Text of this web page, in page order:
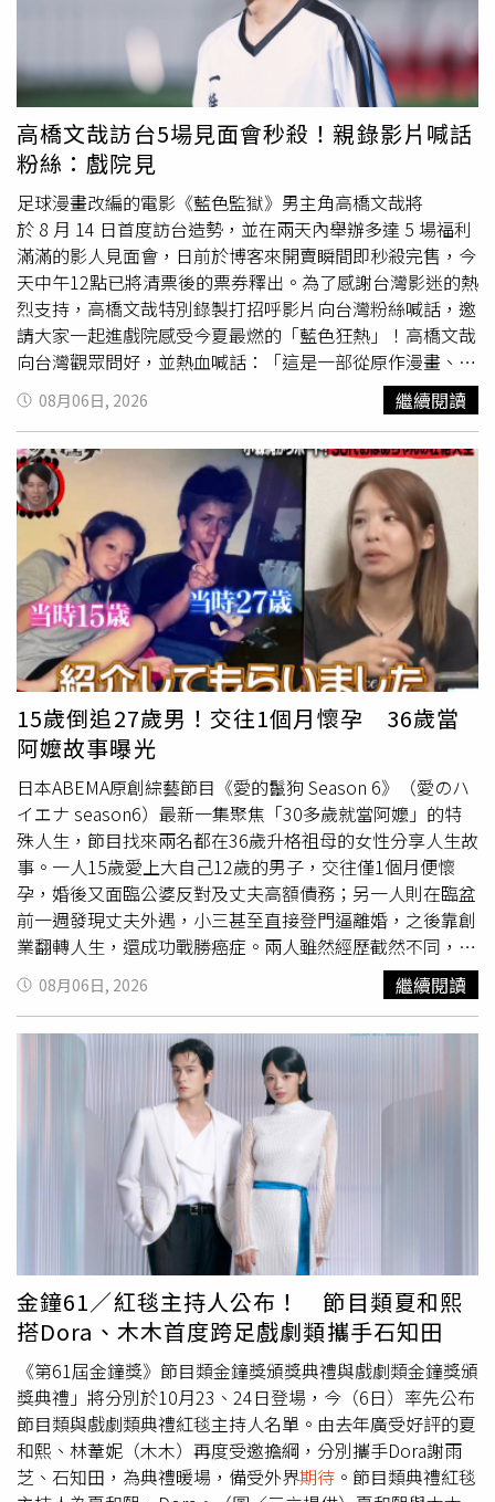
上的徵才貼文，或是外出時看見店家張貼的徵人公告，都會
一一拍照或截圖傳給她，希望增加找到工作的機會。真正讓
她措手不及的，是日前接到一通陌生公司的來電。對方表
示，希望邀請她前往面試，並提到是「王小姐」推薦的人
選。由於她從未向該公司投遞履歷，第一時間還以為遇到詐
騙電話，直到對方進一步說明，她才知道這位「王小姐」就
是自己的媽媽。原來，母親早已將她的履歷交給朋友，朋友
再轉介給其他人，最後順利替她爭取到面試機會，而整個過
程完全沒有事先徵詢她的意見，也沒有告知她相關安排。女
子事後向母親表達自己的想法，認為履歷屬於個人資料，是
否投遞應由本人決定，不應在未取得同意前提供給他人。不
過母親則認為，自己只是希望多替女兒創造機會，既然有人
願意安排面試，就不希望錯過任何可能性。雖然理解母親是
出於關心，也知道對方擔心自己遲遲找不到工作，但女子坦
言，自己並非沒有積極求職，而是希望在踏入職場前，能多
花一點時間摸索未來方向，而不是倉促接受任何工作。母親
的熱心反而讓她背負更大的心理壓力，也讓她忍不住好奇，
其他人的父母是否也會因為孩子求職而如此焦慮。文章曝光
後掀起討論，不少網友認為父母只是希望孩子能盡快站穩腳
步，因此才會積極協助；也有人指出，履歷涉及個人隱私及
職涯規劃，即使出發點是善意，仍應尊重當事人的決定，避
免讓原本的關心成了另一種壓力。
高橋文哉訪台5場見面會秒殺！親錄影片喊話
粉絲：戲院見
足球漫畫改編的電影《藍色監獄》男主角高橋文哉將
於 8 月 14 日首度訪台造勢，並在兩天內舉辦多達 5 場福利
滿滿的影人見面會，日前於博客來開賣瞬間即秒殺完售，今
天中午12點已將清票後的票券釋出。為了感謝台灣影迷的熱
烈支持，高橋文哉特別錄製打招呼影片向台灣粉絲喊話，邀
請大家一起進戲院感受今夏最燃的「藍色狂熱」！高橋文哉
向台灣觀眾問好，並熱血喊話：「這是一部從原作漫畫、動
畫再躍上真人版的作品，所有演員都全心全意投入演出，我
相信我們都成功詮釋出來了！希望大家一定要到戲院，盡情
感受我們傾盡全力完成的這部作品，很期待能在戲院與大家
見面！」飾演天才前鋒「凪誠士郎」的 &TEAM 成員 K 也提
到：「片中有許多帥氣的動作場面，希望大家一定要多看幾
次！」除了高橋文哉、高橋恭平等人所屬的Z隊外，由K、
綱啓永、樋口幸平組成的勁敵V隊，也是討論度極高的角色
群，三人分別飾演天才前鋒凪誠士郎、御影玲王與劍城斬
鐵，不論外型、氣場、體態，甚至角色之間相輔相成的默
契，都獲得觀眾盛讚「像是從漫畫裡走出來」。樋口幸平透
露他與K、綱啓永在拍攝時刻意塑造V隊「壓倒性的強大
感」，希望一登場就能帶給潔世一所屬Z隊「令人不舒服的
高度壓迫」氣場，也讓 K 詮釋的凪誠士郎更添神祕魅力。綱
啓永則表示自己是最後一位進組的演員，還收到樋口幸平傳
訊炫耀：「這裡超好玩啦！」讓他笑喊：「那是我人生第一
次對朋友產生最高規格的嫉妒！」片商重磅邀請《藍色監
獄》男主角高橋文哉及累積打造超過 1000 億日圓票房作品
的 CREDEUS 代表兼金牌製片松橋真三一同訪台宣傳，5 場
影人見面會除了能與高橋文哉近距離交流 30 分鐘外，福利
包含粉絲 Q&A 提問抽選、全場大合照，每場還將抽出 3 名
幸運粉絲獲得高橋文哉親筆簽名海報，每份影人場套票皆附
活動紀念票卡、首週特典海報、潔世一A3海報套組（共3
張）限定好禮。
08月06日, 2026 繼續閱讀
15歲倒追27歲男！交往1個月懷孕 36歲當
阿嬤故事曝光
日本ABEMA原創綜藝節目《愛的鬣狗 Season 6》（愛のハ
イエナ season6）最新一集聚焦「30多歲就當阿嬤」的特
殊人生，節目找來兩名都在36歲升格祖母的女性分享人生故
事。一人15歲愛上大自己12歲的男子，交往僅1個月便懷
孕，婚後又面臨公婆反對及丈夫高額債務；另一人則在臨盆
前一週發現丈夫外遇，小三甚至直接登門逼離婚，之後靠創
業翻轉人生，還成功戰勝癌症。兩人雖然經歷截然不同，卻
都在跌跌撞撞中走出屬於自己的幸福人生，也成為節目最受
矚目的焦點。NARU分享自己15歲時愛上大12歲丈夫，交往
僅1個月便懷孕，36歲升格當阿嬤。（圖／翻攝自X，
@ABEMA）節目中，育有3名子女的藝人小森純前往廣島縣
採訪36歲的NARU。她回憶，自己15歲時對當時27歲的丈夫
一見鍾情，並主動展開猛烈追求，兩人正式交往僅短短1個
月，她便懷上第一胎。這段往事讓小森純忍不住驚呼：「這
真的太危險了吧！」主持群也對兩人感情發展速度感到不可
思議。然而，這段婚姻從一開始就充滿考驗。NARU表示，
不僅丈夫父母反對兩人交往與結婚，婚後她更得知丈夫背負
高達600萬日圓債務（約新台幣128萬元），夫妻一度為生
活苦撐。所幸兩人一路攜手走過難關，如今共育有4名子
女，20歲的長女日前也迎來第一個孩子，讓她在36歲正式
升格阿嬤。一家人如今相處融洽、笑聲不斷，幸福模樣也獲
得棚內來賓一致稱讚。NARU分享自己15歲時愛上大12歲丈
夫，交往僅1個月便懷孕，36歲升格當阿嬤。（圖／翻攝自
X，@ABEMA）另一位同樣36歲就當上阿嬤的受訪者，是來
自長野縣、現年45歲的SAKIKO。她透露，自己18歲就懷
孕，但原本期待迎接新生命時，卻在人生最幸福的時刻遭逢
重大打擊。就在第一胎預產期前一週，她發現丈夫外遇，小
08月06日, 2026 繼續閱讀
金鐘61／紅毯主持人公布！ 節目類夏和熙
搭Dora、木木首度跨足戲劇類攜手石知田
《第61屆金鐘獎》節目類金鐘獎頒獎典禮與戲劇類金鐘獎頒
獎典禮」將分別於10月23、24日登場，今（6日）率先公布
節目類與戲劇類典禮紅毯主持人名單。由去年廣受好評的夏
和熙、林葦妮（木木）再度受邀擔綱，分別攜手Dora謝雨
芝、石知田，為典禮暖場，備受外界期待 。節目類典禮紅毯